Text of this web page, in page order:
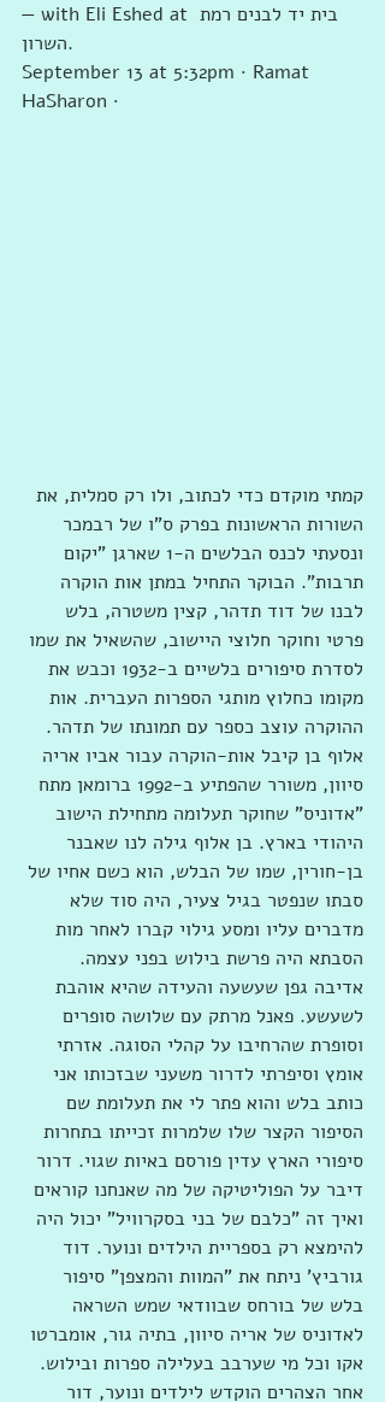
— with Eli Eshed at ‎‎בית יד לבנים רמת
השרון‎‎.
September 13 at 5:32pm · Ramat
HaSharon ·
קמתי מוקדם כדי לכתוב, ולו רק סמלית, את
השורות הראשונות בפרק ס"ו של רבמכר
ונסעתי לכנס הבלשים ה-1 שארגן "יקום
תרבות". הבוקר התחיל במתן אות הוקרה
לבנו של דוד תדהר, קצין משטרה, בלש
פרטי וחוקר חלוצי היישוב, שהשאיל את שמו
לסדרת סיפורים בלשיים ב-1932 וכבש את
מקומו כחלוץ מותגי הספרות העברית. אות
ההוקרה עוצב כספר עם תמונתו של תדהר.
אלוף בן קיבל אות-הוקרה עבור אביו אריה
סיוון, משורר שהפתיע ב-1992 ברומאן מתח
"אדוניס" שחוקר תעלומה מתחילת הישוב
היהודי בארץ. בן אלוף גילה לנו שאבנר
בן-חורין, שמו של הבלש, הוא כשם אחיו של
סבתו שנפטר בגיל צעיר, היה סוד שלא
מדברים עליו ומסע גילוי קברו לאחר מות
הסבתא היה פרשת בילוש בפני עצמה.
אדיבה גפן שעשעה והעידה שהיא אוהבת
לשעשע. פאנל מרתק עם שלושה סופרים
וסופרת שהרחיבו על קהלי הסוגה. אזרתי
אומץ וסיפרתי לדרור משעני שבזכותו אני
כותב בלש והוא פתר לי את תעלומת שם
הסיפור הקצר שלו שלמרות זכייתו בתחרות
סיפורי הארץ עדין פורסם באיות שגוי. דרור
דיבר על הפוליטיקה של מה שאנחנו קוראים
ואיך זה "כלבם של בני בסקרוויל" יכול היה
להימצא רק בספריית הילדים ונוער. דוד
גורביץ' ניתח את "המוות והמצפן" סיפור
בלש של בורחס שבוודאי שמש השראה
לאדוניס של אריה סיוון, בתיה גור, אומברטו
אקו וכל מי שערבב בעלילה ספרות ובילוש.
אחר הצהרים הוקדש לילדים ונוער, דור